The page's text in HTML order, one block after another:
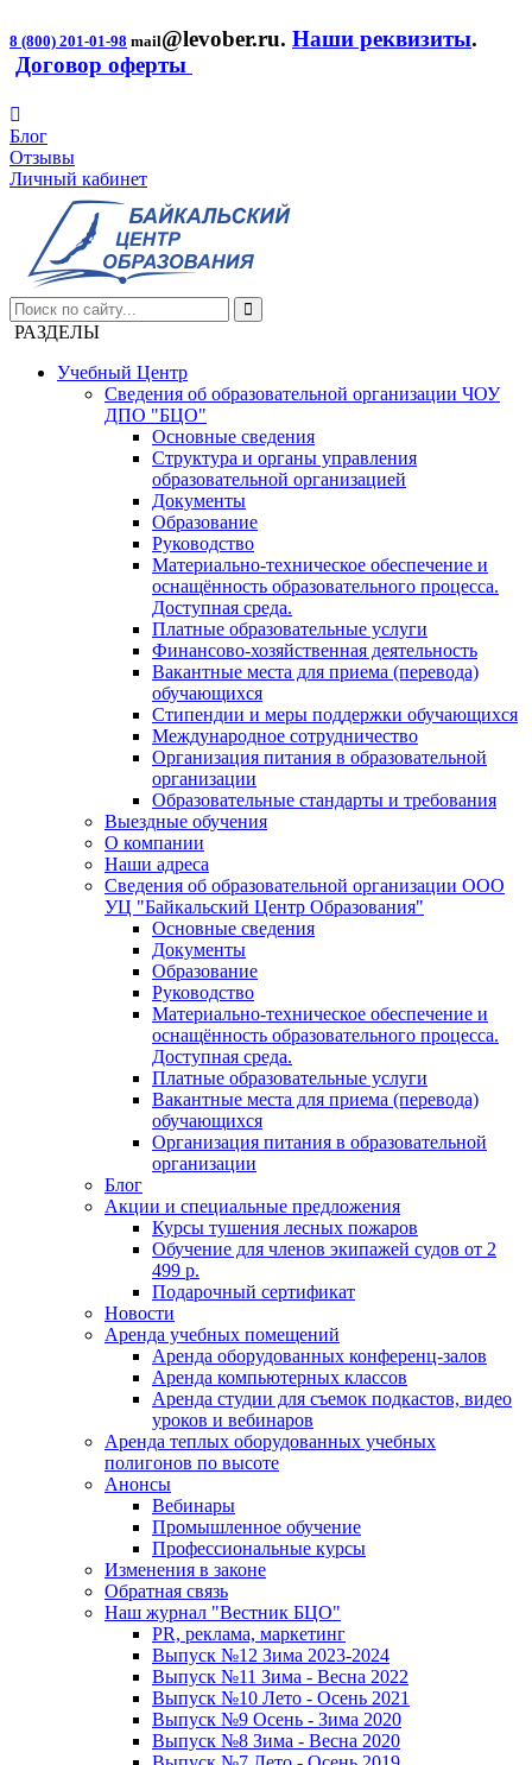
8 (800) 201-01-98 mail@levober.ru. Наши реквизиты.
Договор оферты
Блог
Отзывы
Личный кабинет
РАЗДЕЛЫ
Учебный Центр
Сведения об образовательной организации ЧОУ
ДПО "БЦО"
Основные сведения
Структура и органы управления
образовательной организацией
Документы
Образование
Руководство
Материально-техническое обеспечение и
оснащённость образовательного процесса.
Доступная среда.
Платные образовательные услуги
Финансово-хозяйственная деятельность
Вакантные места для приема (перевода)
обучающихся
Стипендии и меры поддержки обучающихся
Международное сотрудничество
Организация питания в образовательной
организации
Образовательные стандарты и требования
Выездные обучения
О компании
Наши адреса
Сведения об образовательной организации ООО
УЦ "Байкальский Центр Образования"
Основные сведения
Документы
Образование
Руководство
Материально-техническое обеспечение и
оснащённость образовательного процесса.
Доступная среда.
Платные образовательные услуги
Вакантные места для приема (перевода)
обучающихся
Организация питания в образовательной
организации
Блог
Акции и специальные предложения
Курсы тушения лесных пожаров
Обучение для членов экипажей судов от 2
499 р.
Подарочный сертификат
Новости
Аренда учебных помещений
Аренда оборудованных конференц-залов
Аренда компьютерных классов
Аренда студии для съемок подкастов, видео
уроков и вебинаров
Аренда теплых оборудованных учебных
полигонов по высоте
Анонсы
Вебинары
Промышленное обучение
Профессиональные курсы
Изменения в законе
Обратная связь
Наш журнал "Вестник БЦО"
PR, реклама, маркетинг
Выпуск №12 Зима 2023-2024
Выпуск №11 Зима - Весна 2022
Выпуск №10 Лето - Осень 2021
Выпуск №9 Осень - Зима 2020
Выпуск №8 Зима - Весна 2020